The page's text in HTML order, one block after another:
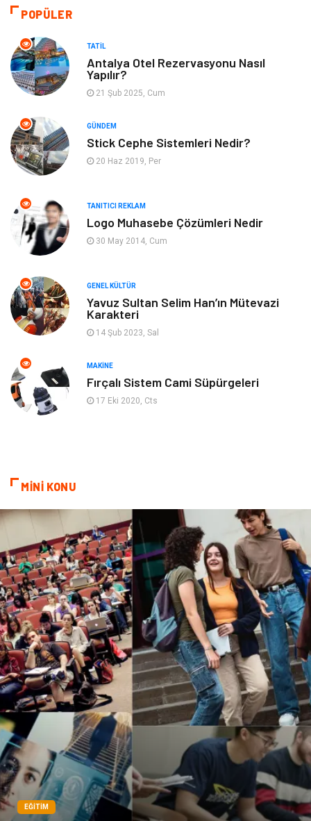
Giyim
Makine
Tatil
Emlak
Gayrimenkul Moda
Bilgisayar & Yazılım Müzik
Mobilya
Ev İşleri
Aksesuar
Gençlik Eğlence
İnternet
Tarım & Hayvancılık Cam
Şile bezi Restaurant
POPÜLER
TATIL
Antalya Otel Rezervasyonu Nasıl
Yapılır?
21 Şub 2025, Cum
GÜNDEM
Stick Cephe Sistemleri Nedir?
20 Haz 2019, Per
TANITICI REKLAM
Logo Muhasebe Çözümleri Nedir
30 May 2014, Cum
GENEL KÜLTÜR
Yavuz Sultan Selim Han’ın Mütevazi
Karakteri
14 Şub 2023, Sal
MAKINE
Fırçalı Sistem Cami Süpürgeleri
17 Eki 2020, Cts
MİNİ KONU
EĞITIM